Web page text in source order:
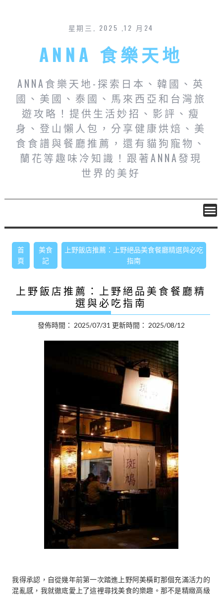
星期三, 2025 ,12 月24
ANNA 食樂天地
ANNA食樂天地-探索日本、韓國、英
國、美國、泰國、馬來西亞和台灣旅
遊攻略！提供生活妙招、影評、瘦
身、登山懶人包，分享健康烘焙、美
食食譜與餐廳推薦，還有貓狗寵物、
蘭花等趣味冷知識！跟著ANNA發現
世界的美好
首
頁
美食
記
上野飯店推薦：上野絕品美食餐廳精選與必吃
指南
上野飯店推薦：上野絕品美食餐廳精
選與必吃指南
發佈時間： 2025/07/31 更新時間： 2025/08/12
我得承認，自從幾年前第一次踏進上野阿美橫町那個充滿活力的
混亂感，我就徹底愛上了這裡尋找美食的樂趣。那不是精緻高級